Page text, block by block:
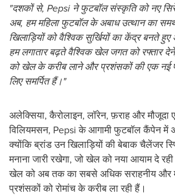
"दशकों से, Pepsi ने फुटबॉल संस्कृति को नए सिरे
अब, हम महिला फुटबॉल के अबाध उत्थान का
खिलाड़ियों को वैश्विक सुर्खियों का केंद्र बनते
हम लगातार बढ़ते वैश्विक खेल जगत को रफ्तार
को खेल के करीब लाने और प्रशंसकों की एक नई
लिए समर्पित हैं।"
अलेक्सिया, कैरोलाइन, लॉरेन, फ़राह और मौजूदा
विलियमसन, Pepsi के आगामी फुटबॉल कैंपेन में
क्योंकि ब्रांड उन खिलाड़ियों की बेबाक चैलेंजर
मनाना जारी रखेगा, जो खेल को नया आयाम दे
खेल को अब तक का सबसे अधिक सराहनीय और
प्रशंसकों को रोमांच के करीब ला रही हैं।